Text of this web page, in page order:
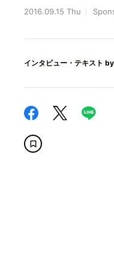
2016.09.15 Thu
インタビュー・テキスト by